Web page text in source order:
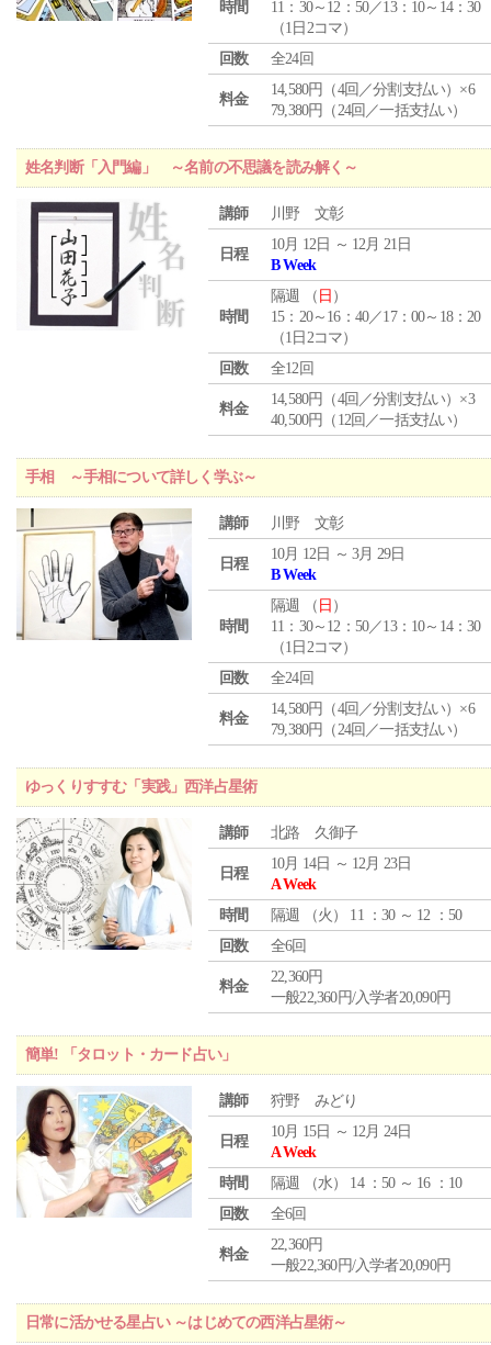
時間
11：30～12：50／13：10～14：30
（1日2コマ）
回数
全24回
料金
14,580円（4回／分割支払い）×6
79,380円（24回／一括支払い）
姓名判断「入門編」 ～名前の不思議を読み解く～
講師 川野 文彰
日程
10月 12日 ～ 12月 21日
B Week
時間
隔週 （ 日 ）
15：20～16：40／17：00～18：20
（1日2コマ）
回数
全12回
料金
14,580円（4回／分割支払い）×3
40,500円（12回／一括支払い）
手相 ～手相について詳しく学ぶ～
講師 川野 文彰
日程
10月 12日 ～ 3月 29日
B Week
時間
隔週 （ 日 ）
11：30～12：50／13：10～14：30
（1日2コマ）
回数
全24回
料金
14,580円（4回／分割支払い）×6
79,380円（24回／一括支払い）
ゆっくりすすむ「実践」西洋占星術
講師 北路 久御子
日程
10月 14日 ～ 12月 23日
A Week
時間
隔週 （火 ） 11 ：30 ～ 12 ：50
回数
全6回
料金
22,360円
一般22,360円/入学者20,090円
簡単! 「タロット・カード占い」
講師 狩野 みどり
日程
10月 15日 ～ 12月 24日
A Week
時間
隔週 （水） 14 ：50 ～ 16 ：10
回数
全6回
料金
22,360円
一般22,360円/入学者20,090円
日常に活かせる星占い ～はじめての西洋占星術～